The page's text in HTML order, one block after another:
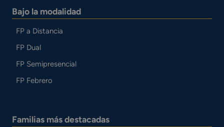
Bajo la modalidad
FP a Distancia
FP Dual
FP Semipresencial
FP Febrero
Familias más destacadas